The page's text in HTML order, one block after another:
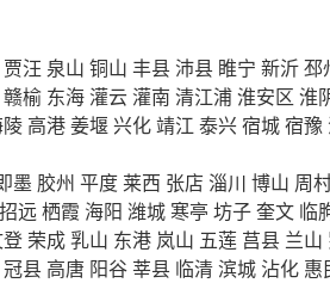
贾汪 泉山 铜山 丰县 沛县 睢宁 新沂邳
赣榆 东海灌云灌南 清江浦淮安区 淮
高港姜堰兴化靖江 泰兴宿城宿豫
墨 胶州 平度 莱西 张店 淄川 博山 周
招远 栖霞 海阳 潍城 寒亭 坊子奎文 临
荣成乳山 东港 岚山 五莲 莒县 兰山
冠县 高唐 阳谷莘县 临清滨城 沾化 惠